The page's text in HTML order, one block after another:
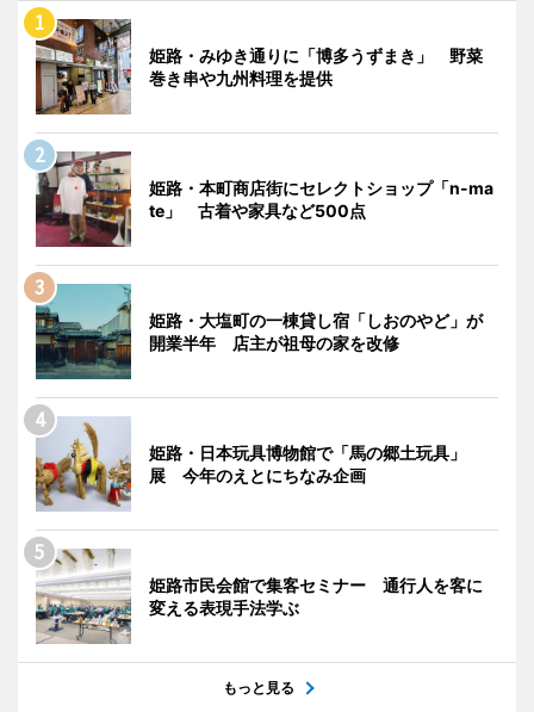
姫路・みゆき通りに「博多うずまき」 野菜
巻き串や九州料理を提供
姫路・本町商店街にセレクトショップ「n-ma
te」 古着や家具など500点
姫路・大塩町の一棟貸し宿「しおのやど」が
開業半年 店主が祖母の家を改修
姫路・日本玩具博物館で「馬の郷土玩具」
展 今年のえとにちなみ企画
姫路市民会館で集客セミナー 通行人を客に
変える表現手法学ぶ
もっと見る